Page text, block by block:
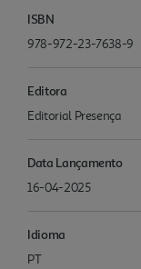
ISBN
978-972-23-7638-9
Editora
Editorial Presença
Data Lançamento
16-04-2025
Idioma
PT